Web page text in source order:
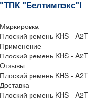
"ТПК "Белтимпэкс"!
Маркировка
Плоский ремень KHS - A2T
Применение
Плоский ремень KHS - A2T
Отзывы
Плоский ремень KHS - A2T
Доставка
Плоский ремень KHS - A2T